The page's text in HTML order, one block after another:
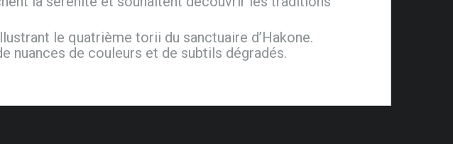
le quatrième torii du sanctuaire d’Hakone.
nuances de couleurs et de subtils dégradés.